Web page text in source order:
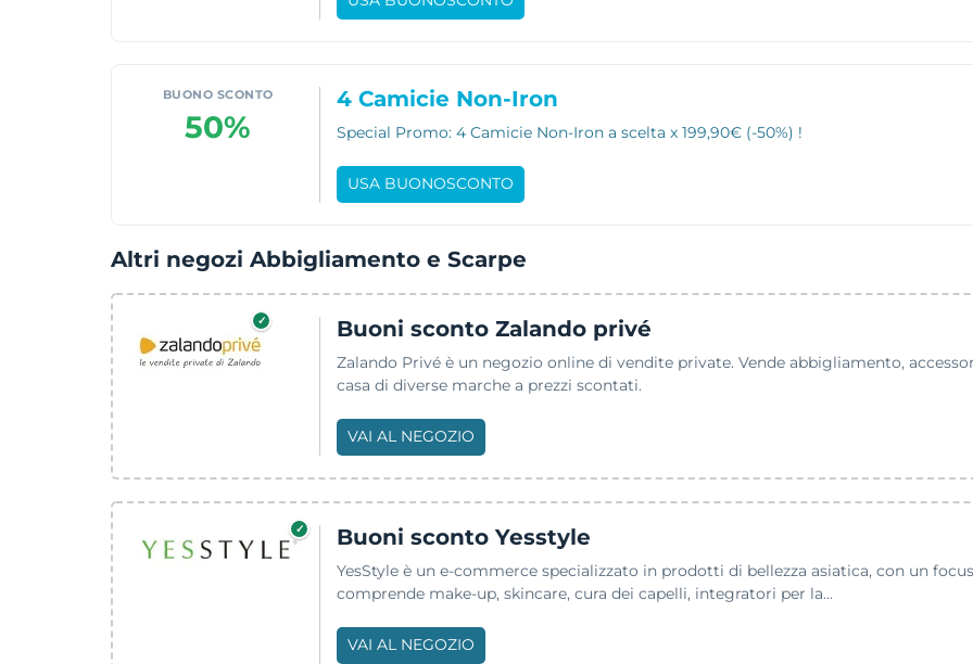
BUONO SCONTO
50%
4 Camicie Non-Iron
Special Promo: 4 Camicie Non-Iron a scelta x 199,90€ (-50%) !
USA BUONOSCONTO
Altri negozi Abbigliamento e Scarpe
✓ Buoni sconto Zalando privé
Zalando Privé è un negozio online di vendite private. Vende abbigliamento,
casa di diverse marche a prezzi scontati.
VAI AL NEGOZIO
✓ Buoni sconto Yesstyle
YesStyle è un e-commerce specializzato in prodotti di bellezza asiatica, con un
comprende make-up, skincare, cura dei capelli, integratori per la...
VAI AL NEGOZIO